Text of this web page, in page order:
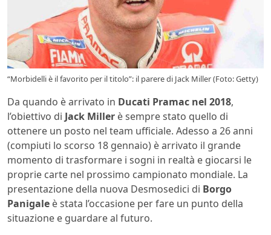
“Morbidelli è il favorito per il titolo”: il parere di Jack Miller (Foto: Getty)
Da quando è arrivato in Ducati Pramac nel 2018,
l’obiettivo di Jack Miller è sempre stato quello di
ottenere un posto nel team ufficiale. Adesso a 26 anni
(compiuti lo scorso 18 gennaio) è arrivato il grande
momento di trasformare i sogni in realtà e giocarsi le
proprie carte nel prossimo campionato mondiale. La
presentazione della nuova Desmosedici di Borgo
Panigale è stata l’occasione per fare un punto della
situazione e guardare al futuro.